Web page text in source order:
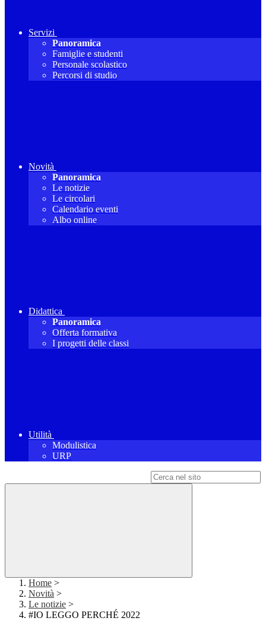
Servizi
Panoramica
Famiglie e studenti
Personale scolastico
Percorsi di studio
Novità
Panoramica
Le notizie
Le circolari
Calendario eventi
Albo online
Didattica
Panoramica
Offerta formativa
I progetti delle classi
Utilità
Modulistica
URP
Home >
Novità >
Le notizie >
#IO LEGGO PERCHÉ 2022